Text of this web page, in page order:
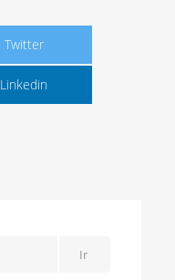
Twitter
Linkedin